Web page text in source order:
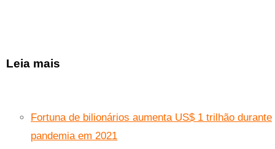
Leia mais
Fortuna de bilionários aumenta US$ 1 trilhão durante
pandemia em 2021